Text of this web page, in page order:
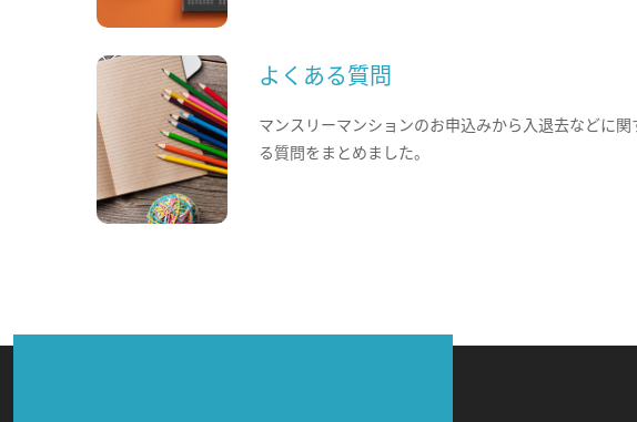
よくある質問
マンスリーマンションのお申込みから入退去などに関
る質問をまとめました。